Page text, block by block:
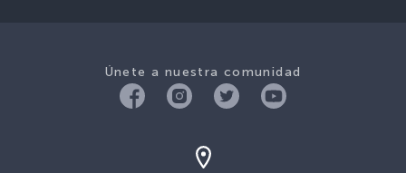
Únete a nuestra comunidad